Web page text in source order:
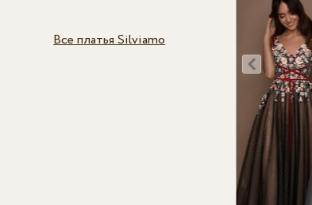
Все платья Silviamo